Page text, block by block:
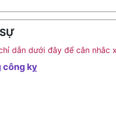
dẫn dưới đây để cân nhắc
công kỵ